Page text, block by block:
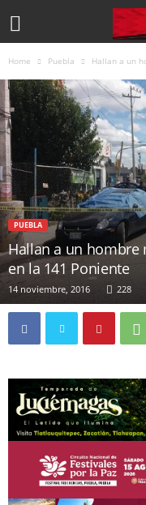
Home Puebla Hallan a un
PUEBLA
Hallan a un hombre
en la 141 Poniente
14 noviembre, 2016 228